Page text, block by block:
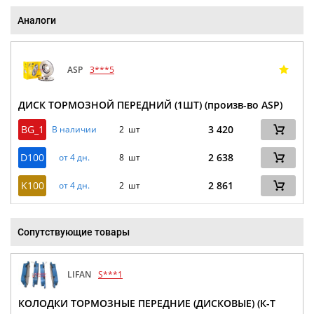
Аналоги
ASP 3***5
ДИСК ТОРМОЗНОЙ ПЕРЕДНИЙ (1ШТ) (произв-во ASP)
BG_1
В наличии 2 шт 3 420
D100 от 4 дн. 8 шт 2 638
K100 от 4 дн. 2 шт 2 861
Сопутствующие товары
LIFAN S***1
КОЛОДКИ ТОРМОЗНЫЕ ПЕРЕДНИЕ (ДИСКОВЫЕ) (К-Т